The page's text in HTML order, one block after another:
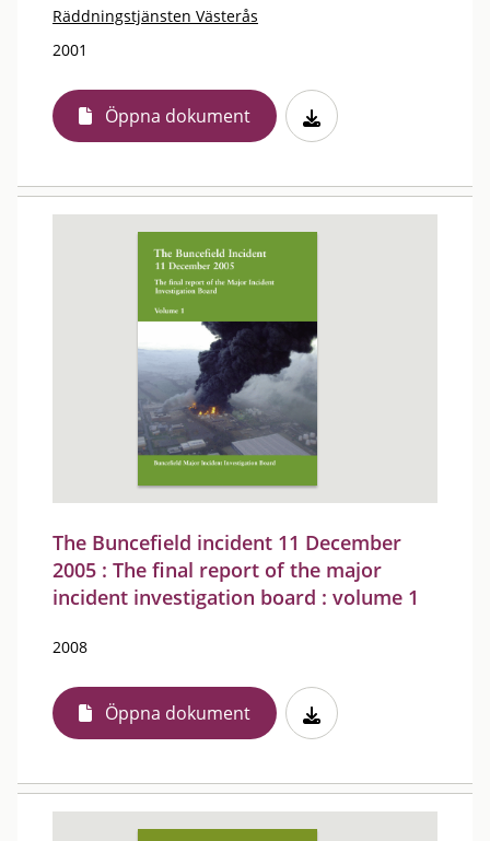
Räddningstjänsten Västerås
2001
Öppna dokument
The Buncefield incident 11 December
2005 : The final report of the major
incident investigation board : volume 1
2008
Öppna dokument